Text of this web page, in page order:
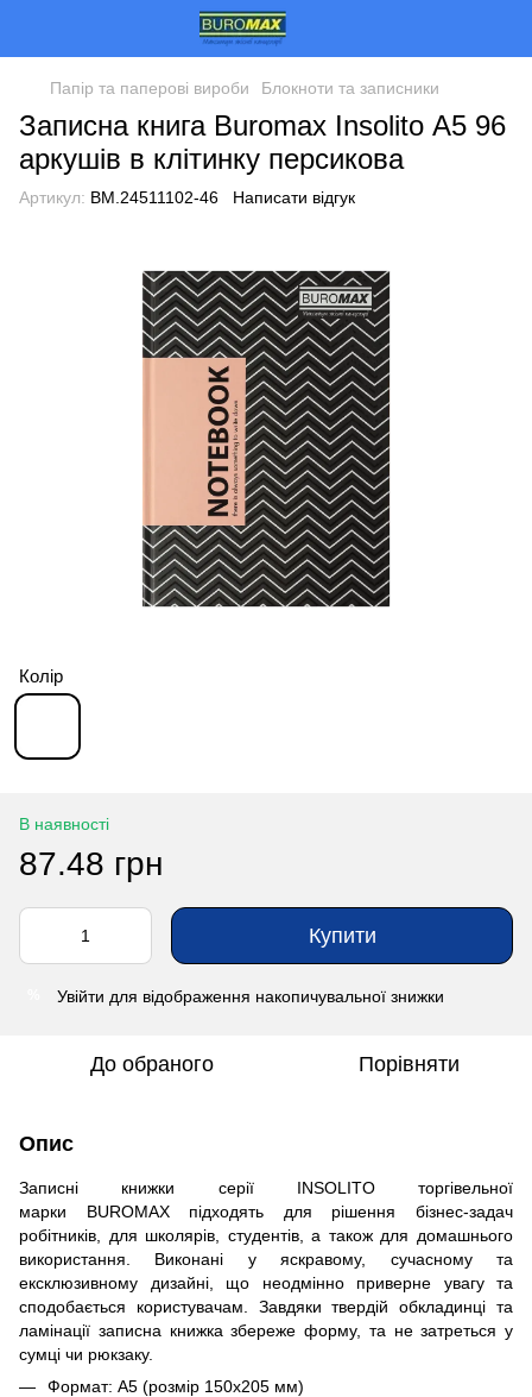
Папір та паперові вироби Блокноти та записники
Записна книга Buromax Insolito А5 96
аркушів в клітинку персикова
Артикул: BM.24511102-46 Написати відгук
Колір
В наявності
87.48 грн
Купити
Увійти для відображення накопичувальної знижки
До обраного Порівняти
Опис
Записні книжки серії INSOLITO торгівельної
марки BUROMAX підходять для рішення бізнес-задач
робітників, для школярів, студентів, а також для домашнього
використання. Виконані у яскравому, сучасному та
ексклюзивному дизайні, що неодмінно приверне увагу та
сподобається користувачам. Завдяки твердій обкладинці та
ламінації записна книжка збереже форму, та не затреться у
сумці чи рюкзаку.
Формат: А5 (розмір 150х205 мм)